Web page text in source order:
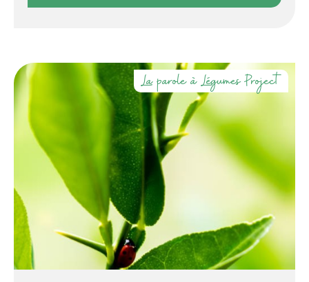
La parole à Légumes Project